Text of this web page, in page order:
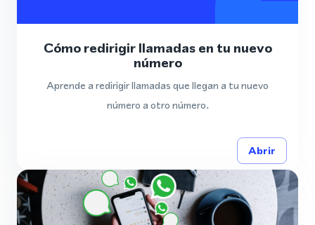
Cómo redirigir llamadas en tu nuevo
número
Aprende a redirigir llamadas que llegan a tu nuevo
número a otro número.
Abrir